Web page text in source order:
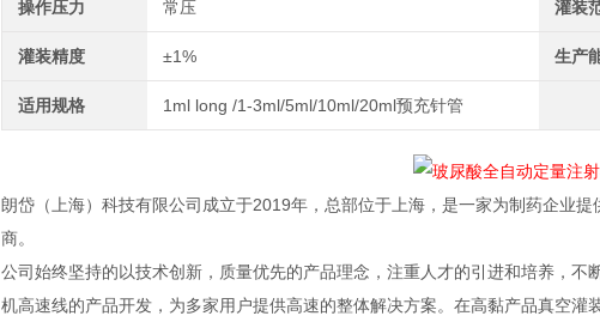
操作压力 常压 灌装
灌装精度 ±1% 生产
适用规格 1ml long /1-3ml/5ml/10ml/20ml预充针管
朗岱（上海）科技有限公司成立于2019年，总部位于上海，是一家为制药企业
商。
公司始终坚持的以技术创新，质量优先的产品理念，注重人才的引进和培养，
机高速线的产品开发，为多家用户提供高速的整体解决方案。在高黏产品真空